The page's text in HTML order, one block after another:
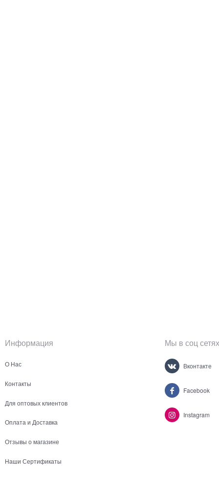
Информация
О Нас
Контакты
Для оптовых клиентов
Оплата и Доставка
Отзывы о магазине
Наши Сертификаты
Мы в соц сетях
Вконтакте
Facebook
Instagram